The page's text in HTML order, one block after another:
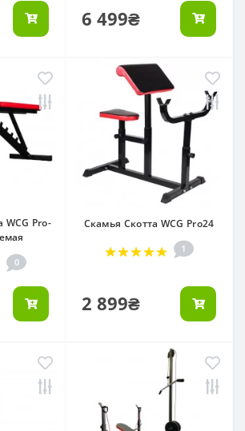
6 499₴
Pro-
0
Скамья Скотта WCG Pro24
1
2 899₴